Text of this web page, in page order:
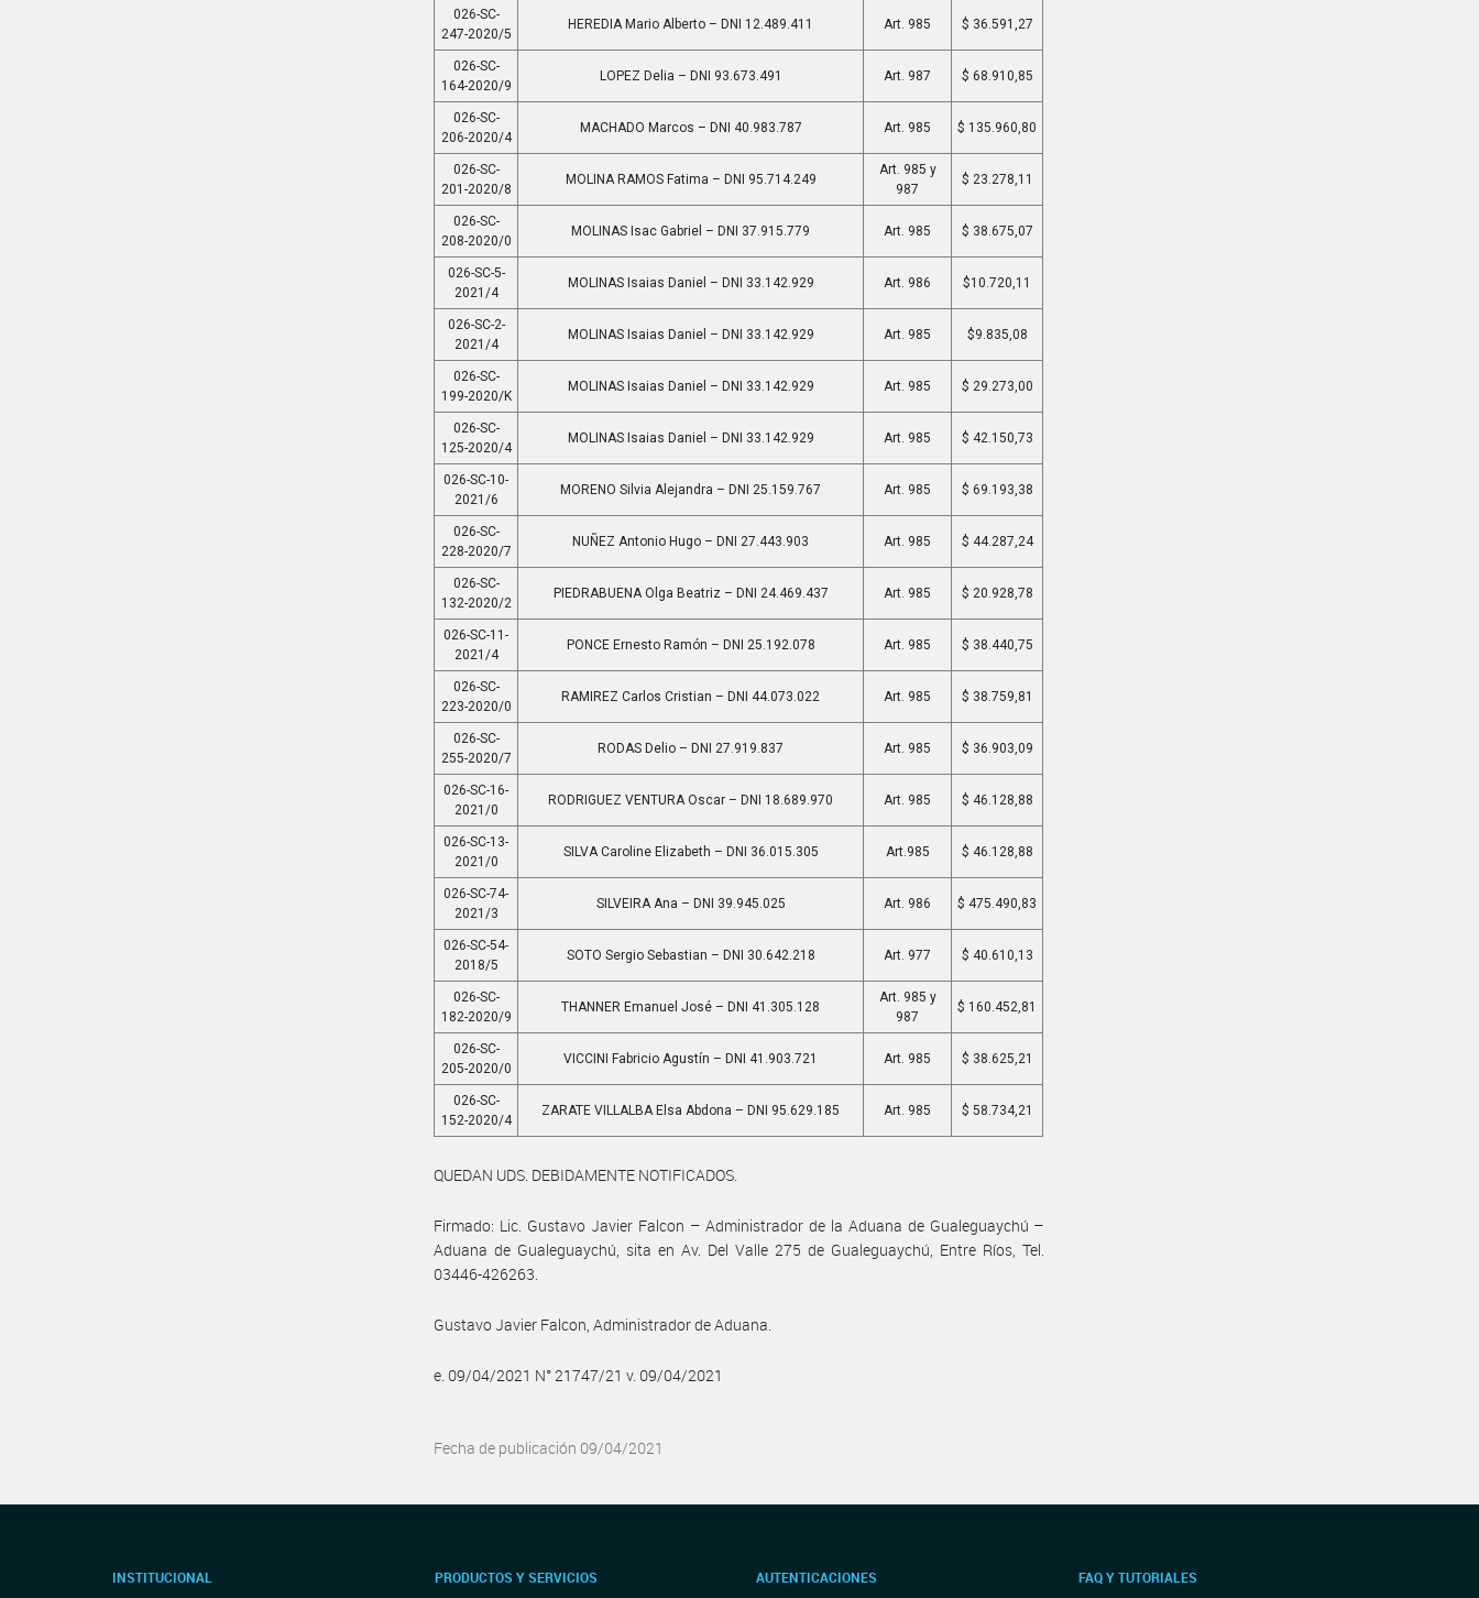
026-SC-
247-2020/5
HEREDIA Mario Alberto – DNI 12.489.411 Art. 985 $ 36.591,27
026-SC-
164-2020/9
LOPEZ Delia – DNI 93.673.491 Art. 987 $ 68.910,85
026-SC-
206-2020/4
MACHADO Marcos – DNI 40.983.787 Art. 985 $ 135.960,80
026-SC-
201-2020/8
MOLINA RAMOS Fatima – DNI 95.714.249
Art. 985 y
987
$ 23.278,11
026-SC-
208-2020/0
MOLINAS Isac Gabriel – DNI 37.915.779 Art. 985 $ 38.675,07
026-SC-5-
2021/4
MOLINAS Isaias Daniel – DNI 33.142.929 Art. 986 $10.720,11
026-SC-2-
2021/4
MOLINAS Isaias Daniel – DNI 33.142.929 Art. 985 $9.835,08
026-SC-
199-2020/K
MOLINAS Isaias Daniel – DNI 33.142.929 Art. 985 $ 29.273,00
026-SC-
125-2020/4
MOLINAS Isaias Daniel – DNI 33.142.929 Art. 985 $ 42.150,73
026-SC-10-
2021/6
MORENO Silvia Alejandra – DNI 25.159.767 Art. 985 $ 69.193,38
026-SC-
228-2020/7
NUÑEZ Antonio Hugo – DNI 27.443.903 Art. 985 $ 44.287,24
026-SC-
132-2020/2
PIEDRABUENA Olga Beatriz – DNI 24.469.437 Art. 985 $ 20.928,78
026-SC-11-
2021/4
PONCE Ernesto Ramón – DNI 25.192.078 Art. 985 $ 38.440,75
026-SC-
223-2020/0
RAMIREZ Carlos Cristian – DNI 44.073.022 Art. 985 $ 38.759,81
026-SC-
255-2020/7
RODAS Delio – DNI 27.919.837 Art. 985 $ 36.903,09
026-SC-16-
2021/0
RODRIGUEZ VENTURA Oscar – DNI 18.689.970 Art. 985 $ 46.128,88
026-SC-13-
2021/0
SILVA Caroline Elizabeth – DNI 36.015.305 Art.985 $ 46.128,88
026-SC-74-
2021/3
SILVEIRA Ana – DNI 39.945.025 Art. 986 $ 475.490,83
026-SC-54-
2018/5
SOTO Sergio Sebastian – DNI 30.642.218 Art. 977 $ 40.610,13
026-SC-
182-2020/9
THANNER Emanuel José – DNI 41.305.128
Art. 985 y
987
$ 160.452,81
026-SC-
205-2020/0
VICCINI Fabricio Agustín – DNI 41.903.721 Art. 985 $ 38.625,21
026-SC-
152-2020/4
ZARATE VILLALBA Elsa Abdona – DNI 95.629.185 Art. 985 $ 58.734,21
QUEDAN UDS. DEBIDAMENTE NOTIFICADOS.
Firmado: Lic. Gustavo Javier Falcon – Administrador de la Aduana de Gualeguaychú –
Aduana de Gualeguaychú, sita en Av. Del Valle 275 de Gualeguaychú, Entre Ríos, Tel.
03446-426263.
Gustavo Javier Falcon, Administrador de Aduana.
e. 09/04/2021 N° 21747/21 v. 09/04/2021
Fecha de publicación 09/04/2021
INSTITUCIONAL PRODUCTOS Y SERVICIOS AUTENTICACIONES FAQ Y TUTORIALES